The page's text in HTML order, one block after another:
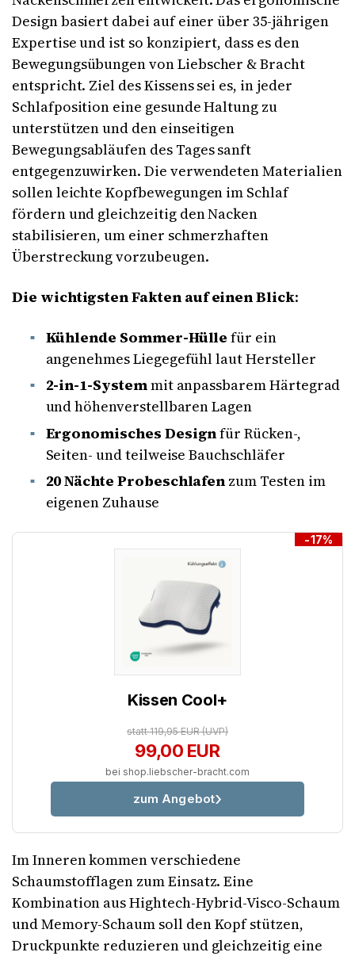
Design basiert dabei auf einer über 35-jährigen
Expertise und ist so konzipiert, dass es den
Bewegungsübungen von Liebscher & Bracht
entspricht. Ziel des Kissens sei es, in jeder
Schlafposition eine gesunde Haltung zu
unterstützen und den einseitigen
Bewegungsabläufen des Tages sanft
entgegenzuwirken. Die verwendeten Materialien
sollen leichte Kopfbewegungen im Schlaf
fördern und gleichzeitig den Nacken
stabilisieren, um einer schmerzhaften
Überstreckung vorzubeugen.
Die wichtigsten Fakten auf einen Blick:
Kühlende Sommer-Hülle für ein
angenehmes Liegegefühl laut Hersteller
2-in-1-Systemmit anpassbarem Härtegrad
und höhenverstellbaren Lagen
Ergonomisches Designfür Rücken-,
Seiten- und teilweise Bauchschläfer
20 Nächte Probeschlafen zum Testen im
eigenen Zuhause
-17%
Kissen Cool+
statt 119,95 EUR(UVP)
99,00 EUR
bei shop.liebscher-bracht.com
zum Angebot
Im Inneren kommen verschiedene
Schaumstofflagen zum Einsatz. Eine
Kombination aus Hightech-Hybrid-Visco-Schaum
und Memory-Schaum soll den Kopf stützen,
Druckpunkte reduzieren und gleichzeitig eine